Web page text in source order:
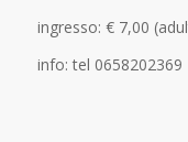
ingresso: € 7,00
info: tel